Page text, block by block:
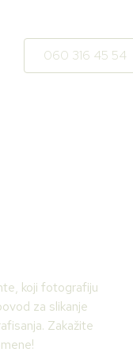
060 316 45 54
koji fotografiju
za slikanje
Zakažite